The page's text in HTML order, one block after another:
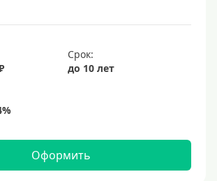
Срок:
до 10 лет
Оформить